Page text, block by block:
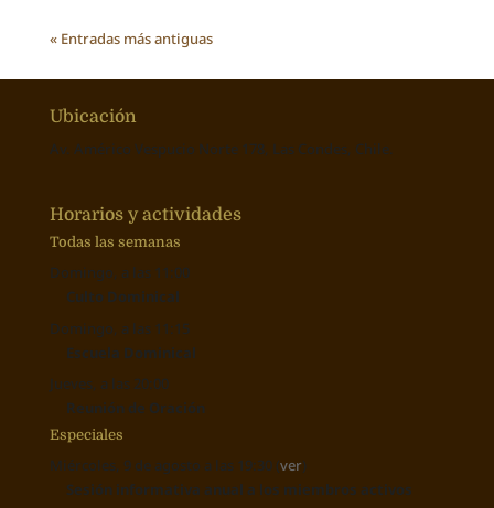
« Entradas más antiguas
Ubicación
Av. Américo Vespucio Norte 178, Las Condes, Chile.
Horarios y actividades
Todas las semanas
Domingo, a las 11:00
Culto Dominical
Domingo, a las 11:15
Escuela Dominical
Jueves, a las 20:00
Reunión de Oración
Especiales
Miércoles, 9 de agosto a las 19:30 (ver)
Sesión informativa anual a los miembros activos